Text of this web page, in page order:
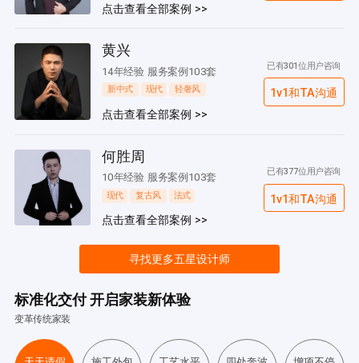
点击查看全部案例 >>
黄兴
14年经验 服务案例103套
新中式 现代 轻奢风
点击查看全部案例 >>
已有301位用户咨询
1v1和TA沟通
何胜周
10年经验 服务案例103套
现代 复古风 法式
点击查看全部案例 >>
已有377位用户咨询
1v1和TA沟通
寻找更多五星设计师
标准化交付 开启家装新体验
变革传统家装